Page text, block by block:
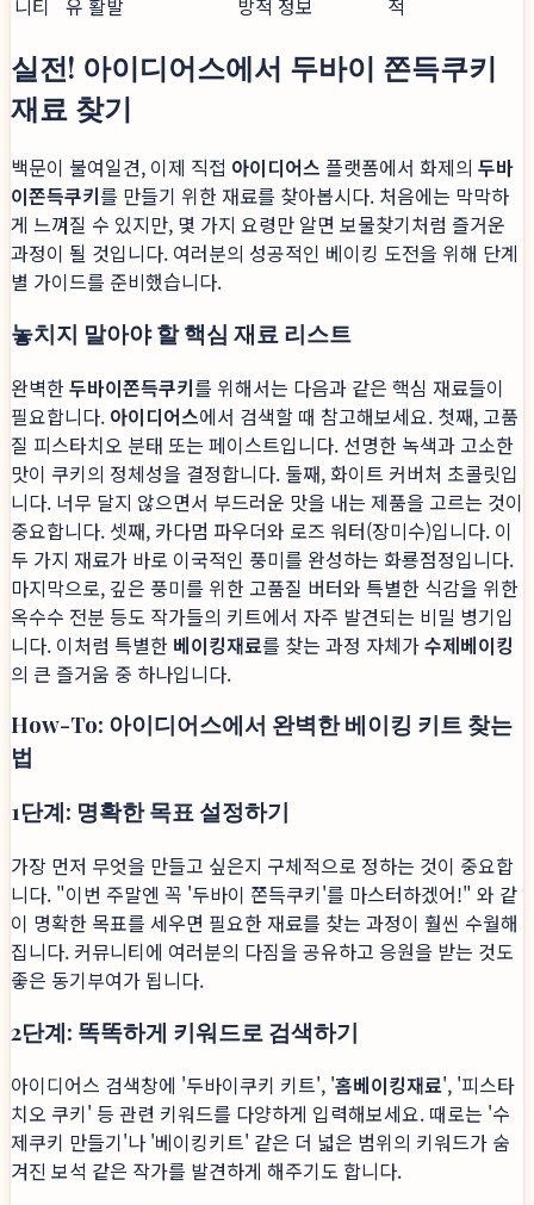
니티 유 활발 방적 정보 적
실전! 아이디어스에서 두바이 쫀득쿠키
재료 찾기
백문이 불여일견, 이제 직접 아이디어스 플랫폼에서 화제의 두바
이쫀득쿠키를 만들기 위한 재료를 찾아봅시다. 처음에는 막막하
게 느껴질 수 있지만, 몇 가지 요령만 알면 보물찾기처럼 즐거운
과정이 될 것입니다. 여러분의 성공적인 베이킹 도전을 위해 단계
별 가이드를 준비했습니다.
놓치지 말아야 할 핵심 재료 리스트
완벽한두바이쫀득쿠키를 위해서는 다음과 같은 핵심 재료들이
필요합니다. 아이디어스에서 검색할 때 참고해보세요. 첫째, 고품
질 피스타치오 분태 또는 페이스트입니다. 선명한 녹색과 고소한
맛이 쿠키의 정체성을 결정합니다. 둘째, 화이트 커버처 초콜릿입
니다. 너무 달지 않으면서 부드러운 맛을 내는 제품을 고르는 것이
중요합니다. 셋째, 카다멈 파우더와 로즈 워터(장미수)입니다. 이
두 가지 재료가 바로 이국적인 풍미를 완성하는 화룡점정입니다.
마지막으로, 깊은 풍미를 위한 고품질 버터와 특별한 식감을 위한
옥수수 전분 등도 작가들의 키트에서 자주 발견되는 비밀 병기입
니다. 이처럼 특별한 베이킹재료를 찾는 과정 자체가수제베이킹
의 큰 즐거움 중 하나입니다.
How-To: 아이디어스에서 완벽한 베이킹 키트 찾는
법
1단계: 명확한 목표 설정하기
가장 먼저 무엇을 만들고 싶은지 구체적으로 정하는 것이 중요합
니다. "이번 주말엔 꼭 '두바이 쫀득쿠키'를 마스터하겠어!" 와 같
이 명확한 목표를 세우면 필요한 재료를 찾는 과정이 훨씬 수월해
집니다. 커뮤니티에 여러분의 다짐을 공유하고 응원을 받는 것도
좋은 동기부여가 됩니다.
2단계: 똑똑하게 키워드로 검색하기
아이디어스 검색창에 '두바이쿠키 키트', '홈베이킹재료', '피스타
치오 쿠키' 등 관련 키워드를 다양하게 입력해보세요. 때로는 '수
제쿠키 만들기'나 '베이킹키트' 같은 더 넓은 범위의 키워드가 숨
겨진 보석 같은 작가를 발견하게 해주기도 합니다.